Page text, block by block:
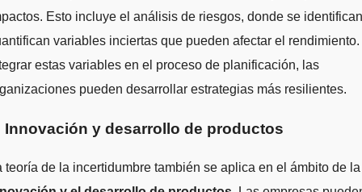
Esto incluye el análisis de riesgos, donde se
variables inciertas que pueden afectar el rendimiento.
estas variables en el proceso de planificación, las
pueden desarrollar estrategias más resilientes.
Innovación y desarrollo de productos
teoría de la incertidumbre también se aplica en el ámbito de la